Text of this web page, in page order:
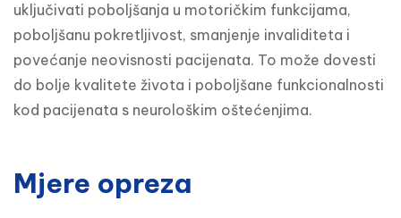
uključivati poboljšanja u motoričkim funkcijama,
poboljšanu pokretljivost, smanjenje invaliditeta i
povećanje neovisnosti pacijenata. To može dovesti
do bolje kvalitete života i poboljšane funkcionalnosti
kod pacijenata s neurološkim oštećenjima.
Mjere opreza